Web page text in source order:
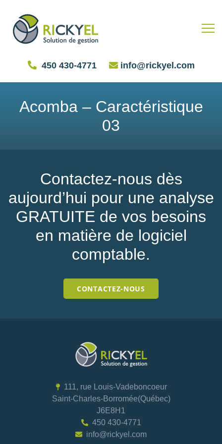
450 430-4771 info@rickyel.com
Acomba – Caractéristique
03
Contactez-nous dès
aujourd’hui pour une analyse
GRATUITE de vos besoins
en matière de logiciel
comptable.
CONTACTEZ-NOUS
111, rue Louis-Vadeboncoeur
Saint-Charles-Borromée(Québec)
J6E8H1
450 430-4771
info@rickyel.com